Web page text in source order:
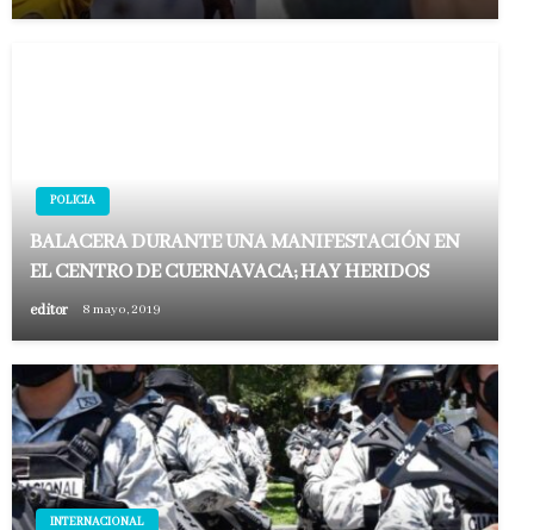
POLICIA
BALACERA DURANTE UNA MANIFESTACIÓN EN
EL CENTRO DE CUERNAVACA; HAY HERIDOS
editor 8 mayo, 2019
INTERNACIONAL